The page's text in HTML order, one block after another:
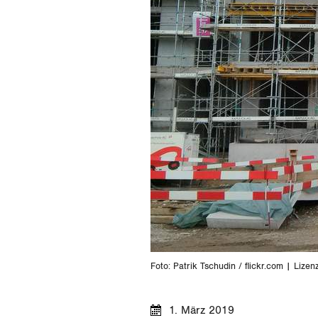
Foto: Patrik Tschudin / flickr.com |
1. März 2019